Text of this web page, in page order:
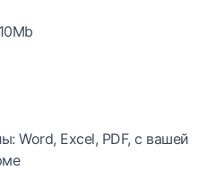
Word, Exсel, PDF, с вашей